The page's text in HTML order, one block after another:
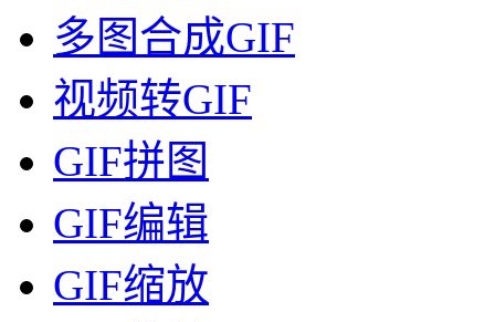
多图合成GIF
视频转GIF
GIF拼图
GIF编辑
GIF缩放